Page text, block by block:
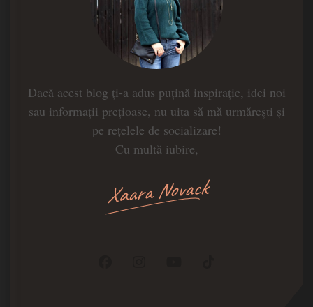
Dacă acest blog ți-a adus puțină inspirație, idei noi
sau informații prețioase, nu uita să mă urmărești și
pe rețelele de socializare!
Cu multă iubire,
Xaara Novack